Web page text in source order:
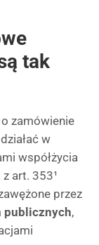
tak
zamówienie
w
współżycia
art. 353¹
przez
publicznych,